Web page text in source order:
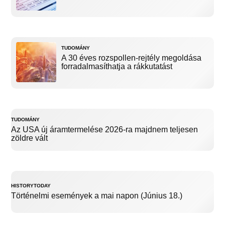
TUDOMÁNY
A 30 éves rozspollen-rejtély megoldása
forradalmasíthatja a rákkutatást
TUDOMÁNY
Az USA új áramtermelése 2026-ra majdnem teljesen
zöldre vált
HISTORYTODAY
Történelmi események a mai napon (Június 18.)